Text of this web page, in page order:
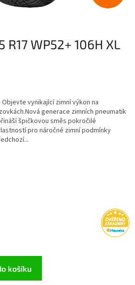
WP52+ 106H XL
košíku
Objevte vynikající zimní výkon na
generace zimních pneumatik
špičkovou směs pokročilé
pro náročné zimní podmínky